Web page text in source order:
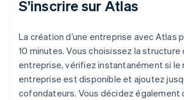
S’inscrire sur Atlas
La création d’une entreprise avec Atlas
10 minutes. Vous choisissez la structure
entreprise, vérifiez instantanément si le
entreprise est disponible et ajoutez
cofondateurs. Vous décidez également